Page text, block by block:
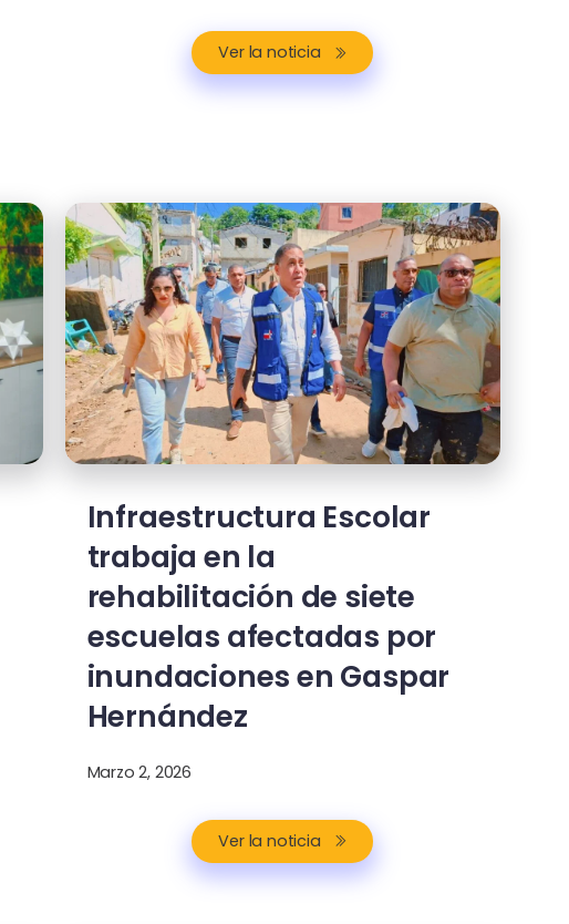
Ver la noticia
Infraestructura Escolar
trabaja en la
rehabilitación de siete
escuelas afectadas por
inundaciones en Gaspar
Hernández
Marzo 2, 2026
Ver la noticia